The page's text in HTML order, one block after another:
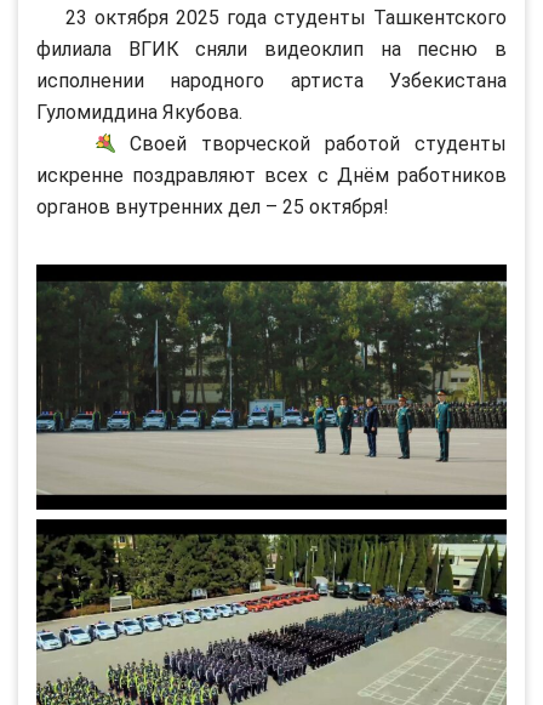
23 октября 2025 года студенты Ташкентского
филиала ВГИК сняли видеоклип на песню в
исполнении народного артиста Узбекистана
Гуломиддина Якубова.
Своей творческой работой студенты
искренне поздравляют всех с Днём работников
органов внутренних дел – 25 октября!